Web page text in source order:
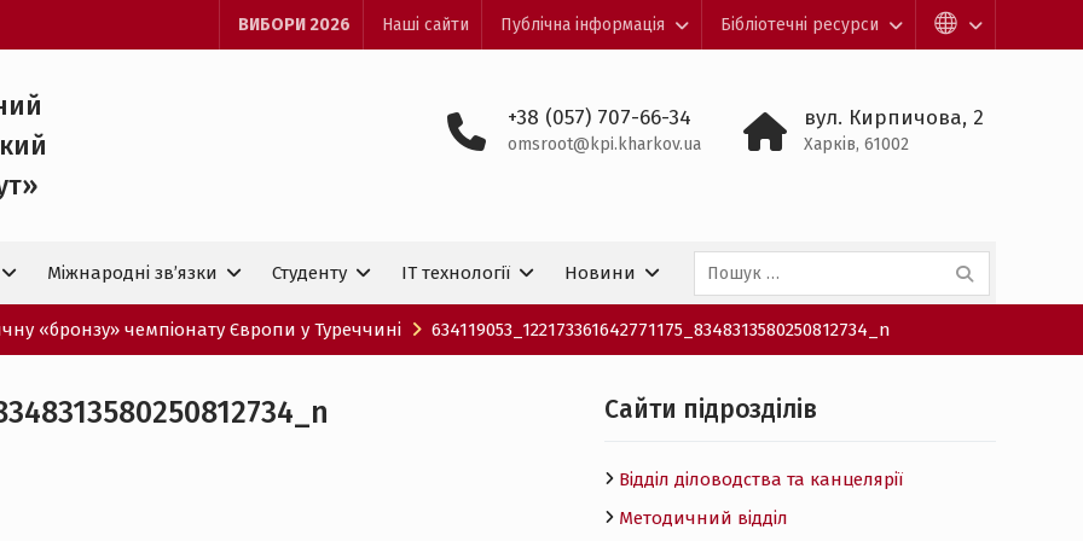
ВИБОРИ 2026 Наші сайти Публічна інформація Бібліотечні ресурси
+38 (057) 707-66-34
omsroot@kpi.kharkov.ua
вул. Кирпичова, 2
Харків, 61002
Міжнародні зв’язки Студенту IT технологiї Новини
Пошук:
«бронзу» чемпіонату Європи у Туреччині 634119053_122173361642771175_8348313580250812734_n
Cайти підрозділів
Відділ діловодства та канцелярії
Методичний відділ